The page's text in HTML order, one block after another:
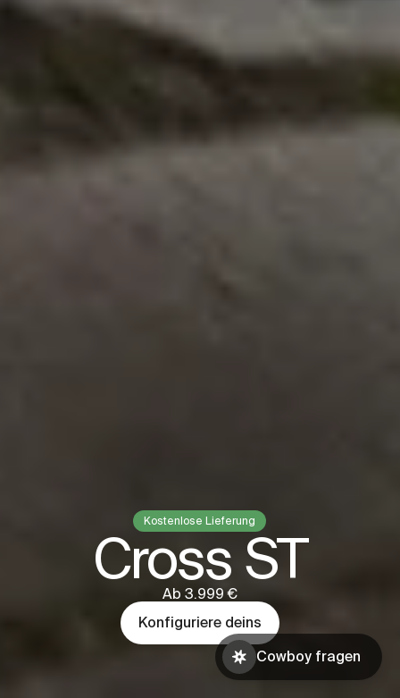
Kostenlose Lieferung
Cross ST
Ab 3.999 €
Konfiguriere deins
Cowboy fragen
Cowboy fragen